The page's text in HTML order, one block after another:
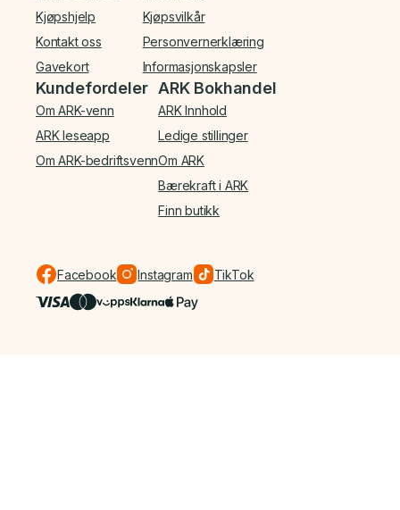
Kjøpshjelp
Kontakt oss
Gavekort
Kjøpsvilkår
Personvernerklæring
Informasjonskapsler
Kundefordeler
Om ARK-venn
ARK leseapp
Om ARK-bedriftsvenn
ARK Bokhandel
ARK Innhold
Ledige stillinger
Om ARK
Bærekraft i ARK
Finn butikk
Facebook Instagram TikTok